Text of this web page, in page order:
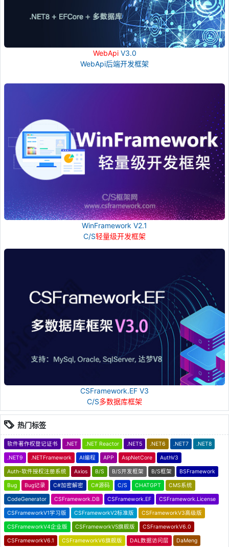
WebApiV3.0
WebApi后端开发框架
WinFramework V2.1
C/S轻量级开发框架
CSFramework.EF V3
C/S多数据库框架
热门标签
软件著作权登记证书 .NET .NET Reactor .NET5 .NET6 .NET7 .NET8
.NET9 .NETFramework AI编程 APP AspNetCore AuthV3
Auth-软件授权注册系统 Axios B/S B/S开发框架 B/S框架 BSFramework
Bug Bug记录 C#加密解密 C#源码 C/S CHATGPT CMS系统
CodeGenerator CSFramework.DB CSFramework.EF CSFramework.License
CSFrameworkV1学习版 CSFrameworkV2标准版 CSFrameworkV3高级版
CSFrameworkV4企业版 CSFrameworkV5旗舰版 CSFrameworkV6.0
CSFrameworkV6.1 CSFrameworkV6旗舰版 DAL数据访问层 DaMeng